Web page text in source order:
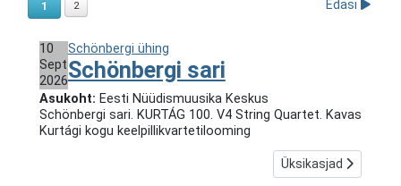
1 2 Edasi
10
Sept
2026
Schönbergi ühing
Schönbergi sari
Asukoht: Eesti Nüüdismuusika Keskus
Schönbergi sari. KURTÁG 100. V4 String Quartet. Kavas
Kurtági kogu keelpillikvartetilooming
Üksikasjad